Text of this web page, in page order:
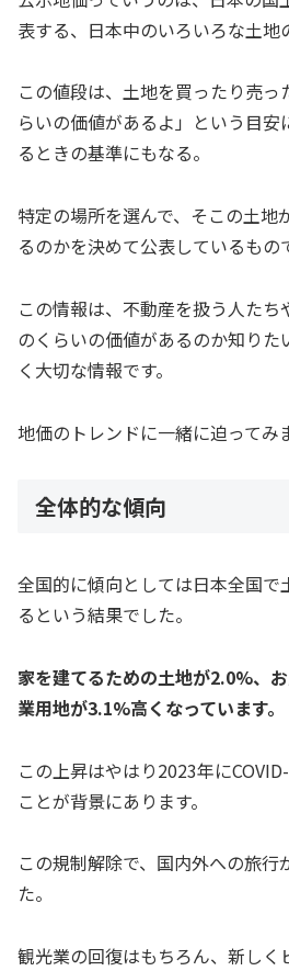
表する、日本中のいろいろな土地
この値段は、土地を買ったり売っ
らいの価値があるよ」という目
るときの基準にもなる。
特定の場所を選んで、そこの土地
るのかを決めて公表しているもの
この情報は、不動産を扱う人た
のくらいの価値があるのか知りた
く大切な情報です。
地価のトレンドに一緒に迫ってみ
全体的な傾向
全国的に傾向としては日本全国で
るという結果でした。
家を建てるための土地が2.0%、
業用地が3.1%高くなっています。
この上昇はやはり2023年に
ことが背景にあります。
この規制解除で、国内外への旅行
た。
観光業の回復はもちろん、新しく